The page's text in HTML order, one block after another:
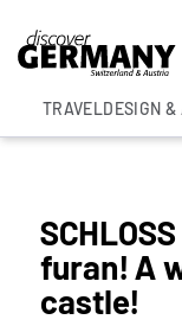
TRAVELDESIGN &
furan! A
castle!